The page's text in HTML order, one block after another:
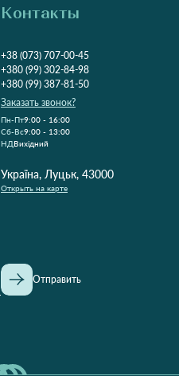
Контакты
+38 (073) 707-00-45
+380 (99) 302-84-98
+380 (99) 387-81-50
Заказать звонок?
Пн-Пт9:00 - 16:00
Cб-Вс9:00 - 13:00
НДВихідний
Україна, Луцьк, 43000
Открыть на карте
Отправить